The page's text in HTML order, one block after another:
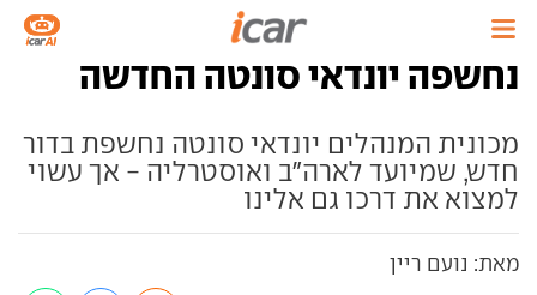
נחשפה יונדאי סונטה החדשה
מכונית המנהלים יונדאי סונטה נחשפת בדור
חדש, שמיועד לארה"ב ואוסטרליה - אך עשוי
למצוא את דרכו גם אלינו
מאת: נועם ריין